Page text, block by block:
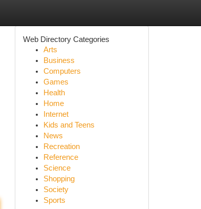
Web Directory Categories
Arts
Business
Computers
Games
Health
Home
Internet
Kids and Teens
News
Recreation
Reference
Science
Shopping
Society
Sports